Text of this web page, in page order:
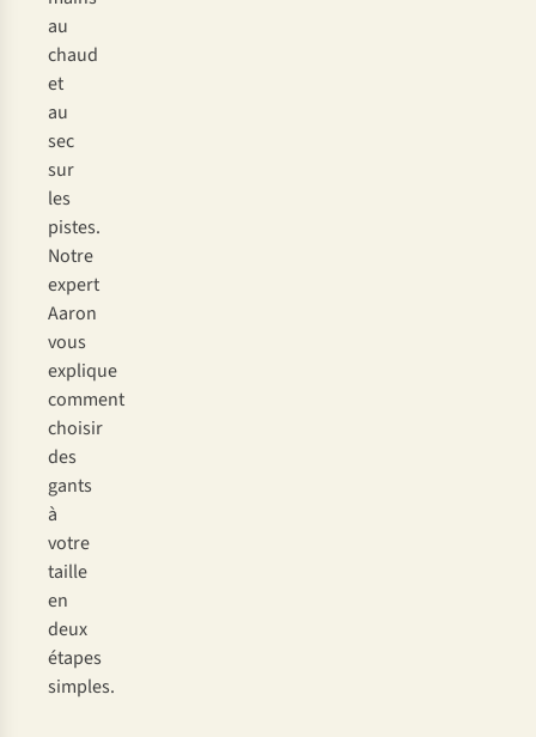
au
chaud
et
au
sec
sur
les
pistes.
Notre
expert
Aaron
vous
explique
comment
choisir
des
gants
à
votre
taille
en
deux
étapes
simples.